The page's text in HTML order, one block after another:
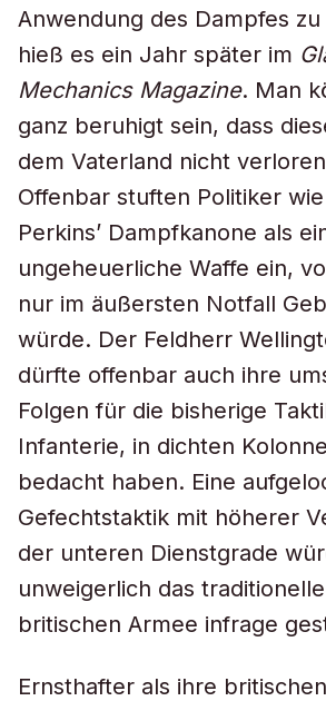
Anwendung des Dampfes
hieß es ein Jahr später im
Mechanics Magazine. Man
ganz beruhigt sein, dass
dem Vaterland nicht
Offenbar stuften Politiker
Perkins’ Dampfkanone als
ungeheuerliche Waffe ein,
nur im äußersten Notfall
würde. Der Feldherr
dürfte offenbar auch ihre
Folgen für die bisherige
Infanterie, in dichten
bedacht haben. Eine
Gefechtstaktik mit höherer
der unteren Dienstgrade
unweigerlich das
britischen Armee infrage
Ernsthafter als ihre